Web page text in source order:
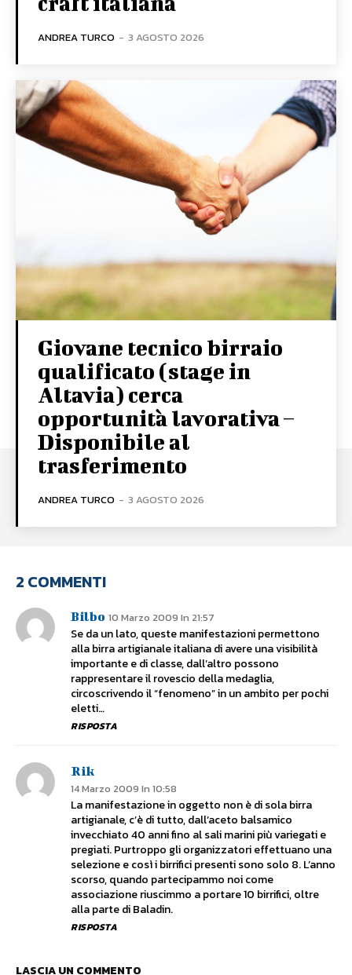
ANDREA TURCO - 3 AGOSTO 2026
Giovane tecnico birraio
qualificato (stage in
Altavia) cerca
opportunità lavorativa –
Disponibile al
trasferimento
ANDREA TURCO - 3 AGOSTO 2026
2 COMMENTI
Bilbo 10 Marzo 2009 In 21:57
Se da un lato, queste manifestazioni permettono
alla birra artigianale italiana di avere una visibilità
importante e di classe, dall’altro possono
rappresentare il rovescio della medaglia,
circoscrivendo il “fenomeno” in un ambito per pochi
eletti…
RISPOSTA
Rik
14 Marzo 2009 In 10:58
La manifestazione in oggetto non è di sola birra
artigianale, c’è di tutto, dall’aceto balsamico
invecchiato 40 anni fino al sali marini più variegati e
pregiati. Purtroppo gli organizzatori effettuano una
selezione e così i birrifici presenti sono solo 8. L’anno
scorso, quando partecipammo noi come
associazione riuscimmo a portare 10 birrifici, oltre
alla parte di Baladin.
RISPOSTA
LASCIA UN COMMENTO